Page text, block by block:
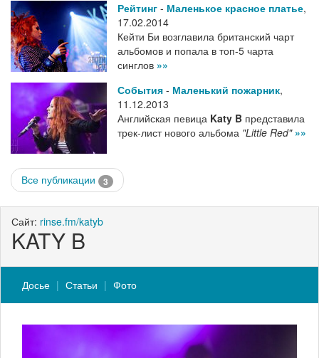
Рейтинг - Маленькое красное платье,
17.02.2014
Кейти Би возглавила британский чарт
альбомов и попала в топ-5 чарта
синглов »»
События - Маленький пожарник,
11.12.2013
Английская певица Katy B представила
трек-лист нового альбома "Little Red" »»
Все публикации 3
Сайт: rinse.fm/katyb
KATY B
Досье Статьи Фото